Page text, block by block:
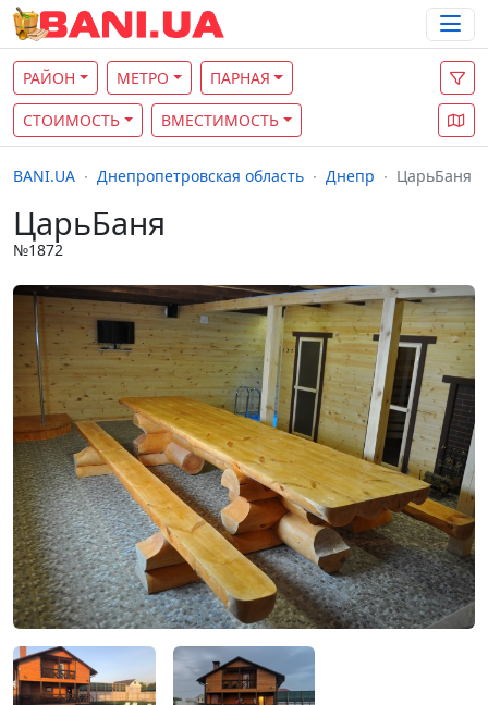
РАЙОН МЕТРО ПАРНАЯ
СТОИМОСТЬ ВМЕСТИМОСТЬ
BANI.UA Днепропетровская область Днепр ЦарьБаня
ЦарьБаня
№1872